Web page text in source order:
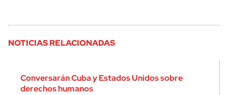
NOTICIAS RELACIONADAS
Conversarán Cuba y Estados Unidos sobre
derechos humanos